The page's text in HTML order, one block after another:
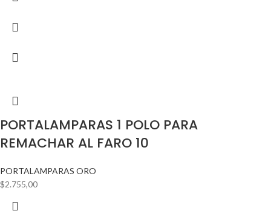
PORTALAMPARAS 1 POLO PARA
REMACHAR AL FARO 10
PORTALAMPARAS ORO
$2.755,00